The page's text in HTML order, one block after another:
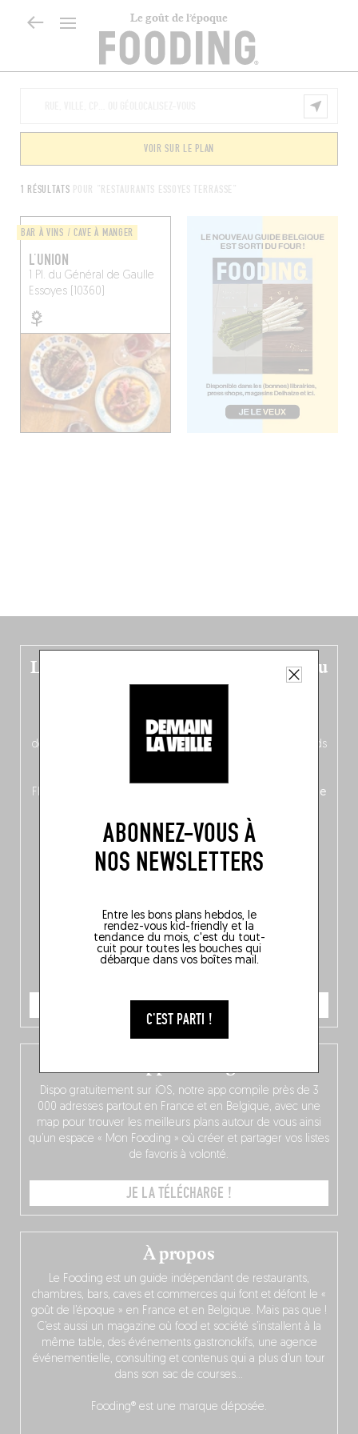
Le goût de l’époque
ABONNEZ-VOUS À
NOS NEWSLETTERS
Entre les bons plans hebdos, le
rendez-vous kid-friendly et la
tendance du mois, c'est du tout-
cuit pour toutes les bouches qui
débarque dans vos boîtes mail.
C'EST PARTI !
1 RÉSULTATS POUR "RESTAURANTS ESSOYES TERRASSE"
VOIR SUR LE PLAN
BAR À VINS / CAVE À MANGER
L’UNION
1 Pl. du Général de Gaulle
Essoyes (10360)
Le nouveau guide Belgique est sorti du
four !
néerlandais côté face – à moins que ne soit l’inverse ?),
découvrez
une partie mag « Nord-Zuid »
qui met les pieds
Flandre, à Bruxelles et en Wallonie, ainsi qu’
un palmarès de
JE COMMANDE
À propos
Le Fooding est un guide indépendant de restaurants,
chambres, bars, caves et commerces qui font et défont le «
goût de l’époque » en France et en Belgique. Mais pas que !
C’est aussi un magazine où food et société s’installent à la
même table, des événements gastronokifs, une agence
événementielle, consulting et contenus qui a plus d’un tour
dans son sac de courses…
Fooding® est une marque déposée.
Dispo gratuitement sur iOS, notre app compile près de 3
000 adresses partout en France et en Belgique, avec une
map pour trouver les meilleurs plans autour de vous ainsi
qu’un espace « Mon Fooding » où créer et partager vos listes
de favoris à volonté.
JE LA TÉLÉCHARGE !